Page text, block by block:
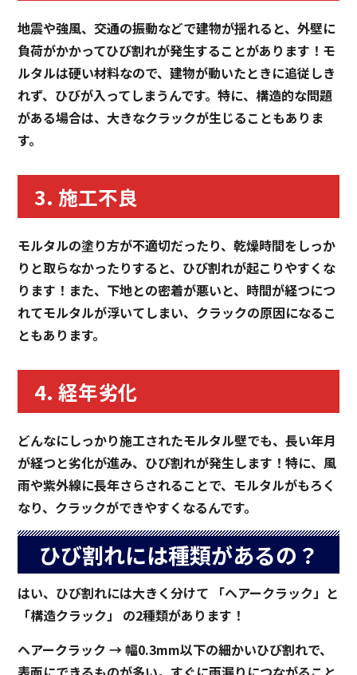
地震や強風、交通の振動などで建物が揺れると、外壁に
負荷がかかってひび割れが発生することがあります！モ
ルタルは硬い材料なので、建物が動いたときに追従しき
れず、ひびが入ってしまうんです。特に、構造的な問題
がある場合は、大きなクラックが生じることもありま
す。
3. 施工不良
モルタルの塗り方が不適切だったり、乾燥時間をしっか
りと取らなかったりすると、ひび割れが起こりやすくな
ります！また、下地との密着が悪いと、時間が経つにつ
れてモルタルが浮いてしまい、クラックの原因になるこ
ともあります。
4. 経年劣化
どんなにしっかり施工されたモルタル壁でも、長い年月
が経つと劣化が進み、ひび割れが発生します！特に、風
雨や紫外線に長年さらされることで、モルタルがもろく
なり、クラックができやすくなるんです。
ひび割れには種類があるの？
はい、ひび割れには大きく分けて 「ヘアークラック」と
「構造クラック」 の2種類があります！
ヘアークラック → 幅0.3mm以下の細かいひび割れで、